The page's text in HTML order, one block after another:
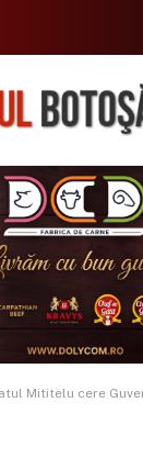
cere Guvernului fonduri urgente pentru